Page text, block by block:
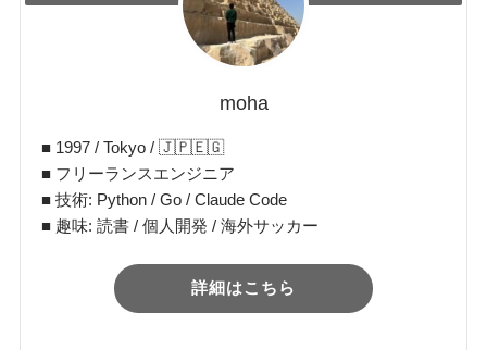
moha
■ 1997 / Tokyo / 🇯🇵🇪🇬
■ フリーランスエンジニア
■ 技術: Python / Go / Claude Code
■ 趣味: 読書 / 個人開発 / 海外サッカー
詳細はこちら